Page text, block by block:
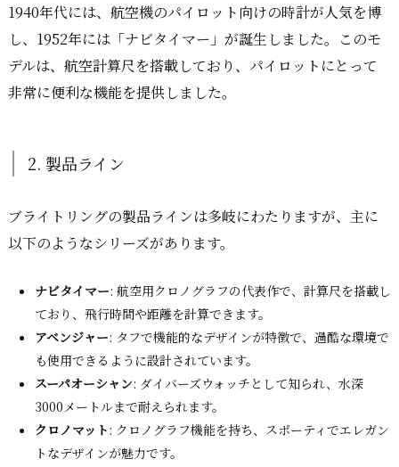
1940年代には、航空機のパイロット向けの時計が人気を博
し、1952年には「ナビタイマー」が誕生しました。このモ
デルは、航空計算尺を搭載しており、パイロットにとって
非常に便利な機能を提供しました。
2. 製品ライン
ブライトリングの製品ラインは多岐にわたりますが、主に
以下のようなシリーズがあります。
ナビタイマー: 航空用クロノグラフの代表作で、計算尺を搭載し
ており、飛行時間や距離を計算できます。
アベンジャー: タフで機能的なデザインが特徴で、過酷な環境で
も使用できるように設計されています。
スーパオーシャン: ダイバーズウォッチとして知られ、水深
3000メートルまで耐えられます。
クロノマット: クロノグラフ機能を持ち、スポーティでエレガン
トなデザインが魅力です。